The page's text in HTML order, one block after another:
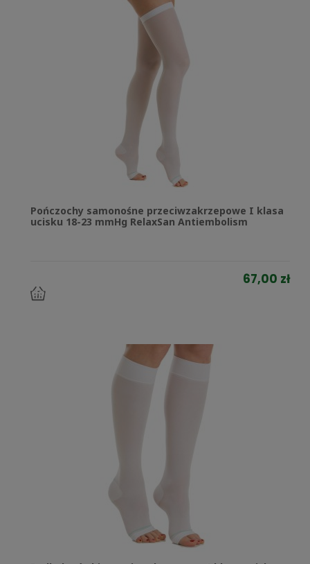
Pończochy samonośne przeciwzakrzepowe I klasa
ucisku 18-23 mmHg RelaxSan Antiembolism
67,00 zł
do
koszyka